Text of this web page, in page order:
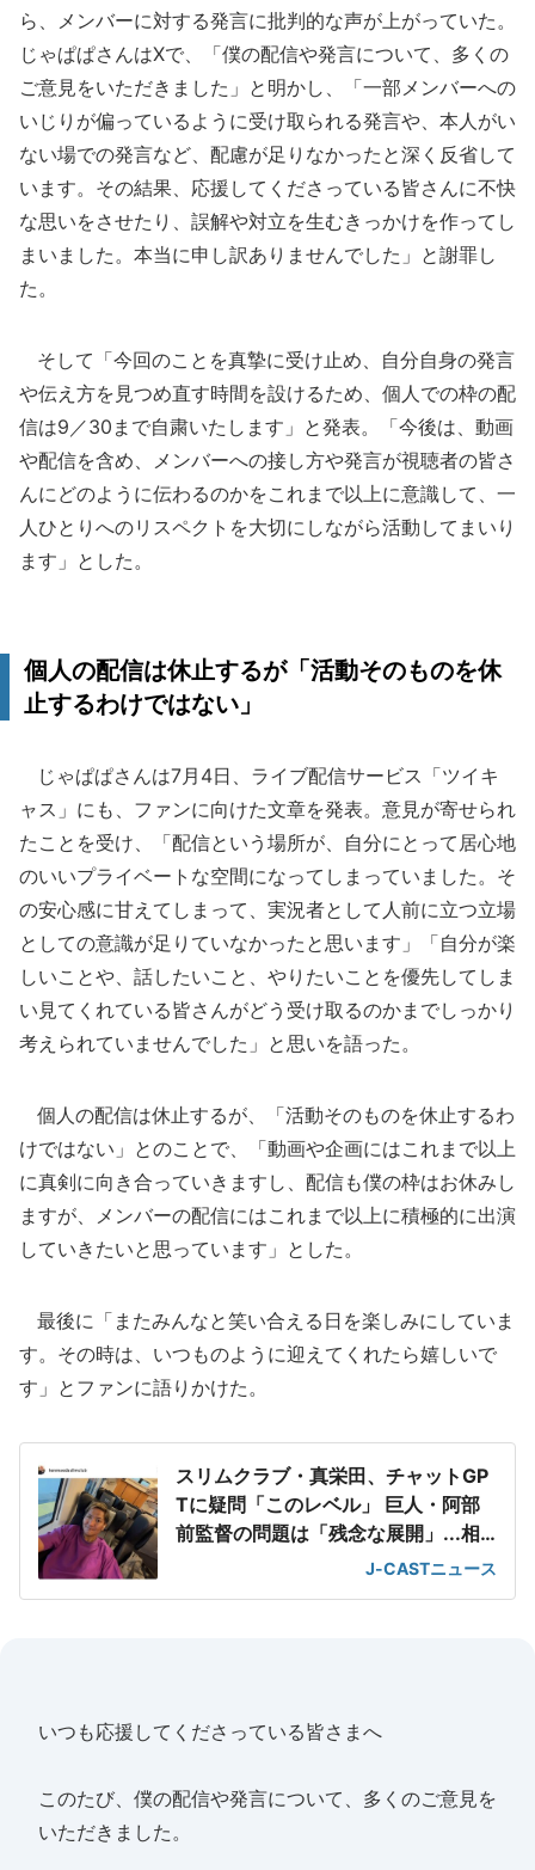
ら、メンバーに対する発言に批判的な声が上がっていた。
じゃぱぱさんはXで、「僕の配信や発言について、多くの
ご意見をいただきました」と明かし、「一部メンバーへの
いじりが偏っているように受け取られる発言や、本人がい
ない場での発言など、配慮が足りなかったと深く反省して
います。その結果、応援してくださっている皆さんに不快
な思いをさせたり、誤解や対立を生むきっかけを作ってし
まいました。本当に申し訳ありませんでした」と謝罪し
た。
そして「今回のことを真摯に受け止め、自分自身の発言
や伝え方を見つめ直す時間を設けるため、個人での枠の配
信は9／30まで自粛いたします」と発表。「今後は、動画
や配信を含め、メンバーへの接し方や発言が視聴者の皆さ
んにどのように伝わるのかをこれまで以上に意識して、一
人ひとりへのリスペクトを大切にしながら活動してまいり
ます」とした。
個人の配信は休止するが「活動そのものを休
止するわけではない」
じゃぱぱさんは7月4日、ライブ配信サービス「ツイキ
ャス」にも、ファンに向けた文章を発表。意見が寄せられ
たことを受け、「配信という場所が、自分にとって居心地
のいいプライベートな空間になってしまっていました。そ
の安心感に甘えてしまって、実況者として人前に立つ立場
としての意識が足りていなかったと思います」「自分が楽
しいことや、話したいこと、やりたいことを優先してしま
い見てくれている皆さんがどう受け取るのかまでしっかり
考えられていませんでした」と思いを語った。
個人の配信は休止するが、「活動そのものを休止するわ
けではない」とのことで、「動画や企画にはこれまで以上
に真剣に向き合っていきますし、配信も僕の枠はお休みし
ますが、メンバーの配信にはこれまで以上に積極的に出演
していきたいと思っています」とした。
最後に「またみんなと笑い合える日を楽しみにしていま
す。その時は、いつものように迎えてくれたら嬉しいで
す」とファンに語りかけた。
スリムクラブ・真栄田、チャットGP
Tに疑問「このレベル」 巨人・阿部
前監督の問題は「残念な展開」...相
J-CASTニュース
いつも応援してくださっている皆さまへ
このたび、僕の配信や発言について、多くのご意見を
いただきました。